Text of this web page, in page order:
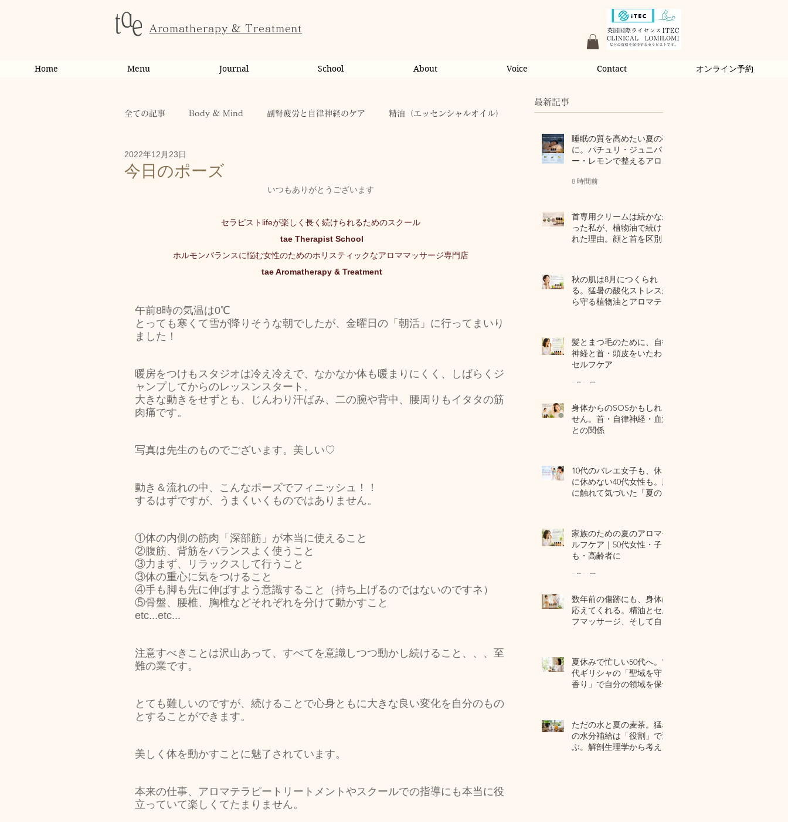
Aromatherapy & Treatment
Home Menu Journal School About Voice Contact オンライン予約
全ての記事 Body & Mind 副腎疲労と自律神経のケア 精油（エッセンシャルオイル）
お客様の変化・ご感想
キャンペーン taeAromaサロン お稽古 心に響く 人（ヒト）
カスタム・フェイシャル 食/eclipse 身体を温めるオプショナル
今日のポーズ
2022年12月23日
いつもありがとうございます
セラピストlifeが楽しく長く続けられるためのスクール
tae Therapist School
ホルモンバランスに悩む女性のためのホリスティックなアロママッサージ専門店
tae Aromatherapy & Treatment
午前8時の気温は0℃
とっても寒くて雪が降りそうな朝でしたが、金曜日の「朝活」に行ってまいり
ました！
暖房をつけもスタジオは冷え冷えで、なかなか体も暖まりにくく、しばらくジ
ャンプしてからのレッスンスタート。
大きな動きをせずとも、じんわり汗ばみ、二の腕や背中、腰周りもイタタの筋
肉痛です。
写真は先生のものでございます。美しい♡
動き＆流れの中、こんなポーズでフィニッシュ！！
するはずですが、うまくいくものではありません。
①体の内側の筋肉「深部筋」が本当に使えること
②腹筋、背筋をバランスよく使うこと
③力まず、リラックスして行うこと
③体の重心に気をつけること
④手も脚も先に伸ばすよう意識すること（持ち上げるのではないのですネ）
⑤骨盤、腰椎、胸椎などそれぞれを分けて動かすこと
etc...etc...
注意すべきことは沢山あって、すべてを意識しつつ動かし続けること、、、至
難の業です。
とても難しいのですが、続けることで心身ともに大きな良い変化を自分のもの
とすることができます。
美しく体を動かすことに魅了されています。
本来の仕事、アロマテラピートリートメントやスクールでの指導にも本当に役
立っていて楽しくてたまりません。
最新記事
睡眠の質を高めたい夏の夜
に。パチュリ・ジュニパ
ー・レモンで整えるアロマ
8 時間前
首専用クリームは続かなか
った私が、植物油で続けら
れた理由。顔と首を区別し
秋の肌は8月につくられ
る。猛暑の酸化ストレスか
ら守る植物油とアロマテラ
髪とまつ毛のために、自律
神経と首・頭皮をいたわる
セルフケア
7月31日
身体からのSOSかもしれま
せん。首・自律神経・血流
との関係
10代のバレエ女子も、休日
に休めない40代女性も。肌
に触れて気づいた「夏の全
家族のための夏のアロマセ
ルフケア｜50代女性・子ど
も・高齢者に
7月24日
数年前の傷跡にも、身体は
応えてくれる。精油とセル
フマッサージ、そして自己
夏休みで忙しい50代へ。古
代ギリシャの「聖域を守る
香り」で自分の領域を保つ
ただの水と夏の麦茶。猛暑
の水分補給は「役割」で選
ぶ。解剖生理学から考える